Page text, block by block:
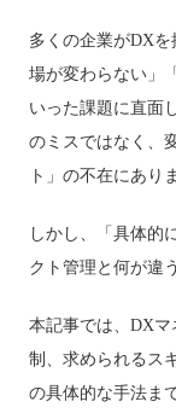
多くの企業がDX
場が変わらない」
いった課題に直面
のミスではなく、
ト」の不在にあり
しかし、「具体的
クト管理と何が違
本記事では、DX
制、求められるス
の具体的な手法ま